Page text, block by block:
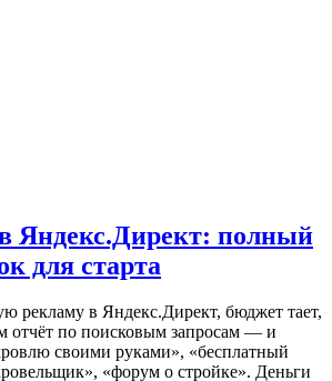
Яндекс.Директ: полный
для старта
рекламу в Яндекс.Директ, бюджет тает,
отчёт по поисковым запросам — и
своими руками», «бесплатный
«форум о стройке». Деньги